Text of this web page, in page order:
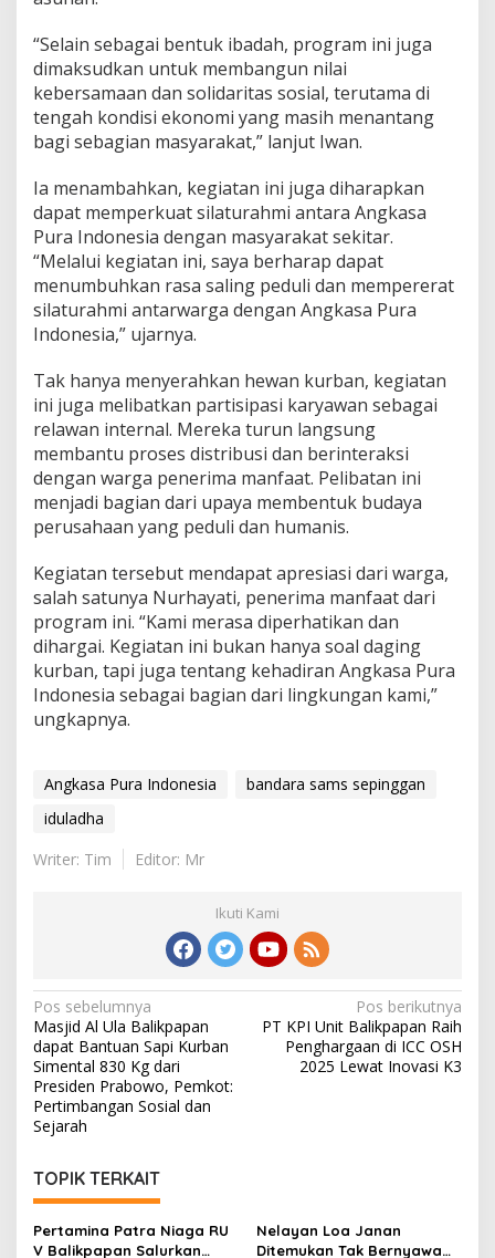
“Selain sebagai bentuk ibadah, program ini juga
dimaksudkan untuk membangun nilai
kebersamaan dan solidaritas sosial, terutama di
tengah kondisi ekonomi yang masih menantang
bagi sebagian masyarakat,” lanjut Iwan.
Ia menambahkan, kegiatan ini juga diharapkan
dapat memperkuat silaturahmi antara Angkasa
Pura Indonesia dengan masyarakat sekitar.
“Melalui kegiatan ini, saya berharap dapat
menumbuhkan rasa saling peduli dan mempererat
silaturahmi antarwarga dengan Angkasa Pura
Indonesia,” ujarnya.
Tak hanya menyerahkan hewan kurban, kegiatan
ini juga melibatkan partisipasi karyawan sebagai
relawan internal. Mereka turun langsung
membantu proses distribusi dan berinteraksi
dengan warga penerima manfaat. Pelibatan ini
menjadi bagian dari upaya membentuk budaya
perusahaan yang peduli dan humanis.
Kegiatan tersebut mendapat apresiasi dari warga,
salah satunya Nurhayati, penerima manfaat dari
program ini. “Kami merasa diperhatikan dan
dihargai. Kegiatan ini bukan hanya soal daging
kurban, tapi juga tentang kehadiran Angkasa Pura
Indonesia sebagai bagian dari lingkungan kami,”
ungkapnya.
Angkasa Pura Indonesia
bandara sams sepinggan
iduladha
Writer: Tim
Editor: Mr
Ikuti Kami
Navigasi
pos
Pos sebelumnya
Masjid Al Ula Balikpapan
dapat Bantuan Sapi Kurban
Simental 830 Kg dari
Presiden Prabowo, Pemkot:
Pertimbangan Sosial dan
Sejarah
Pos berikutnya
PT KPI Unit Balikpapan Raih
Penghargaan di ICC OSH
2025 Lewat Inovasi K3
TOPIK TERKAIT
Pertamina Patra Niaga RU
V Balikpapan Salurkan
Nelayan Loa Janan
Ditemukan Tak Bernyawa